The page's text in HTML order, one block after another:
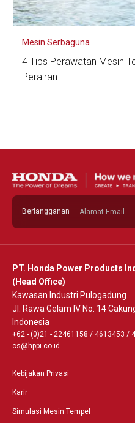
Mesin Serbaguna
4 Tips Perawatan Mesin
Perairan
Berlangganan
PT. Honda Power Products
(Head Office)
Kawasan Industri Pulogadung
Jl. Rawa Gelam IV No. 14
Indonesia
+62 - (0)21 - 22461158 / 4613453 /
cs@hppi.co.id
Kebijakan Privasi
Karir
Simulasi Mesin Tempel